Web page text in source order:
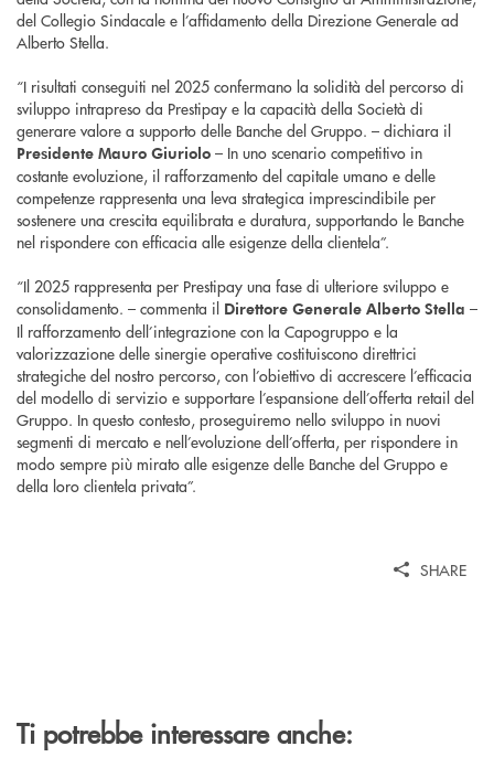
del Collegio Sindacale e l’affidamento della Direzione Generale ad
Alberto Stella.
“I risultati conseguiti nel 2025 confermano la solidità del percorso di
sviluppo intrapreso da Prestipay e la capacità della Società di
generare valore a supporto delle Banche del Gruppo. – dichiara il
Presidente Mauro Giuriolo – In uno scenario competitivo in
costante evoluzione, il rafforzamento del capitale umano e delle
competenze rappresenta una leva strategica imprescindibile per
sostenere una crescita equilibrata e duratura, supportando le Banche
nel rispondere con efficacia alle esigenze della clientela”.
“Il 2025 rappresenta per Prestipay una fase di ulteriore sviluppo e
consolidamento. – commenta il Direttore Generale Alberto Stella –
Il rafforzamento dell’integrazione con la Capogruppo e la
valorizzazione delle sinergie operative costituiscono direttrici
strategiche del nostro percorso, con l’obiettivo di accrescere l’efficacia
del modello di servizio e supportare l’espansione dell’offerta retail del
Gruppo. In questo contesto, proseguiremo nello sviluppo in nuovi
segmenti di mercato e nell’evoluzione dell’offerta, per rispondere in
modo sempre più mirato alle esigenze delle Banche del Gruppo e
della loro clientela privata”.
SHARE
Ti potrebbe interessare anche: